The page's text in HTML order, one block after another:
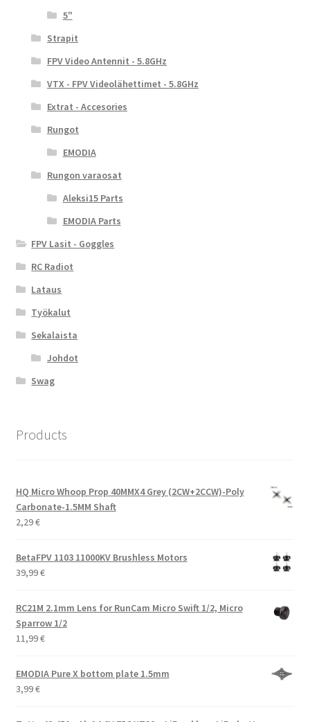
5"
Strapit
FPV Video Antennit - 5.8GHz
VTX - FPV Videolähettimet - 5.8GHz
Extrat - Accesories
Rungot
EMODIA
Rungon varaosat
Aleksi15 Parts
EMODIA Parts
FPV Lasit - Goggles
RC Radiot
Lataus
Työkalut
Sekalaista
Johdot
Swag
Products
HQ Micro Whoop Prop 40MMX4 Grey (2CW+2CCW)-Poly
Carbonate-1.5MM Shaft
2,29€
BetaFPV 1103 11000KV Brushless Motors
39,99€
RC21M 2.1mm Lens for RunCam Micro Swift 1/2, Micro
Sparrow 1/2
11,99€
EMODIA Pure X bottom plate 1.5mm
3,99€